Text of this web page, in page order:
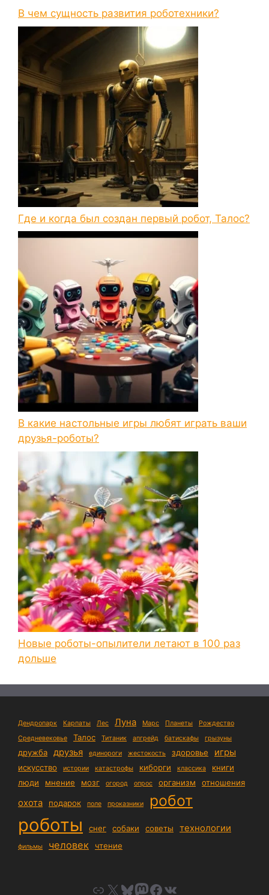
В чем сущность развития роботехники?
Где и когда был создан первый робот, Талос?
В какие настольные игры любят играть ваши
друзья-роботы?
Новые роботы-опылители летают в 100 раз
дольше
Дендропарк Карпаты Лес Луна Марс Планеты
Рождество
Средневековье
Талос Титаник апгрейд батискафы грызуны
дружба друзья единороги жестокость здоровье игры
искусство истории катастрофы киборги классика
книги
люди
мнение мозг огород опрос организм отношения
охота подарок поле проказники робот
роботы снег собаки советы технологии
фильмы человек чтение
Link
X Bluesky
Mastodon
Facebook
VK